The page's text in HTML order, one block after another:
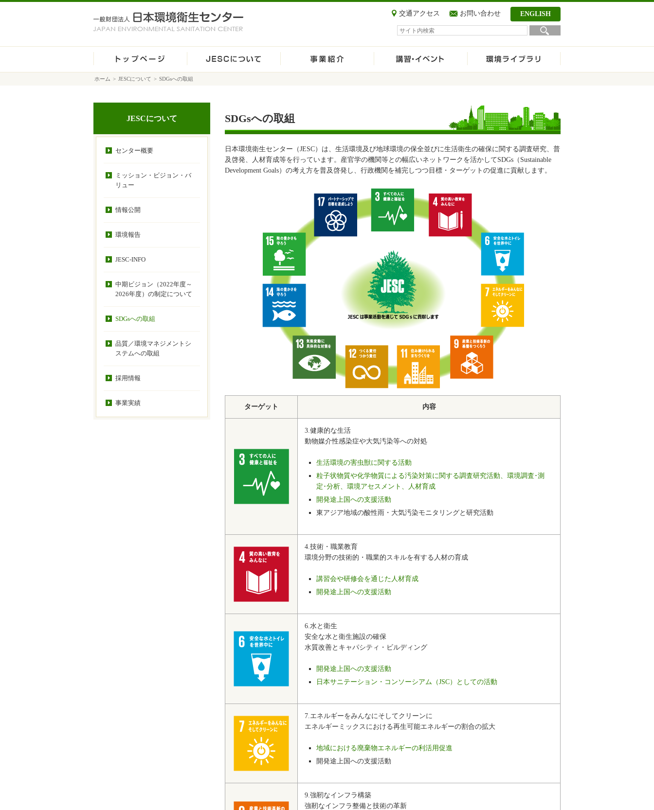
交通アクセス お問い合わせ ENGLISH
サイト内検索
ホーム > JESCについて > SDGsへの取組
SDGsへの取組
日本環境衛生センター（JESC）は、生活環境及び地球環境の保全並びに生活衛生の確保に関する調査研究、普
及啓発、人材育成等を行っています。産官学の機関等との幅広いネットワークを活かしてSDGs（Sustainable
Development Goals）の考え方を普及啓発し、行政機関を補完しつつ目標・ターゲットの促進に貢献します。
ターゲット 内容
3.健康的な生活
動物媒介性感染症や大気汚染等への対処
生活環境の害虫獣に関する活動
粒子状物質や化学物質による汚染対策に関する調査研究活動、環境調査･測
定･分析、環境アセスメント、人材育成
開発途上国への支援活動
東アジア地域の酸性雨・大気汚染モニタリングと研究活動
4.技術・職業教育
環境分野の技術的・職業的スキルを有する人材の育成
講習会や研修会を通じた人材育成
開発途上国への支援活動
6.水と衛生
安全な水と衛生施設の確保
水質改善とキャパシティ・ビルディング
開発途上国への支援活動
日本サニテーション・コンソーシアム（JSC）としての活動
7.エネルギーをみんなにそしてクリーンに
エネルギーミックスにおける再生可能エネルギーの割合の拡大
地域における廃棄物エネルギーの利活用促進
開発途上国への支援活動
9.強靭なインフラ構築
強靭なインフラ整備と技術の革新
JESCについて
センター概要
ミッション・ビジョン・バ
リュー
情報公開
環境報告
JESC-INFO
中期ビジョン（2022年度～
2026年度）の制定について
SDGsへの取組
品質／環境マネジメントシ
ステムへの取組
採用情報
事業実績